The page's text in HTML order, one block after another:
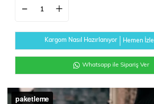
Kargom Nasıl Hazırlanıyor Hemen İzle
Whatsapp ile Sipariş Ver